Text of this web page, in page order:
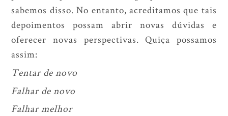
sabemos disso. No entanto, acreditamos que tais
depoimentos possam abrir novas dúvidas e
oferecer novas perspectivas. Quiça possamos
assim:
Tentar de novo
Falhar de novo
Falhar melhor